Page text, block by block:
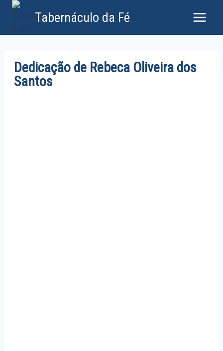
Tabernáculo da Fé
Dedicação de Rebeca Oliveira dos
Santos